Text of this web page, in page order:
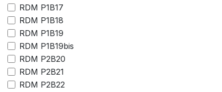
RDM P1B17
RDM P1B18
RDM P1B19
RDM P1B19bis
RDM P2B20
RDM P2B21
RDM P2B22